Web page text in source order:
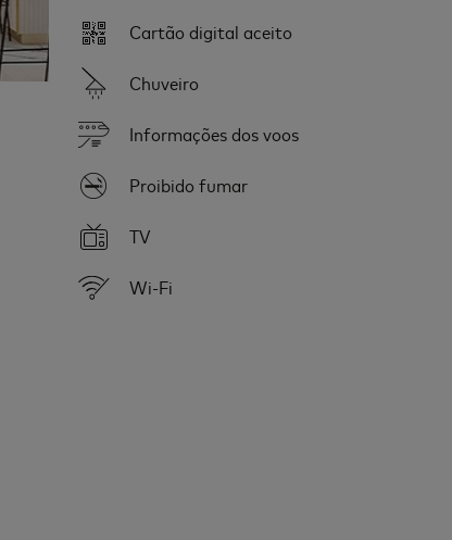
Cartão digital aceito
Chuveiro
Informações dos voos
Proibido fumar
TV
Wi-Fi